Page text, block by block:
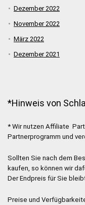
Dezember 2022
November 2022
März 2022
Dezember 2021
*Hinweis von
* Wir nutzen Affiliate
Partnerprogramm und
Sollten Sie nach dem
kaufen, so können wir
Der Endpreis für Sie
Preise und